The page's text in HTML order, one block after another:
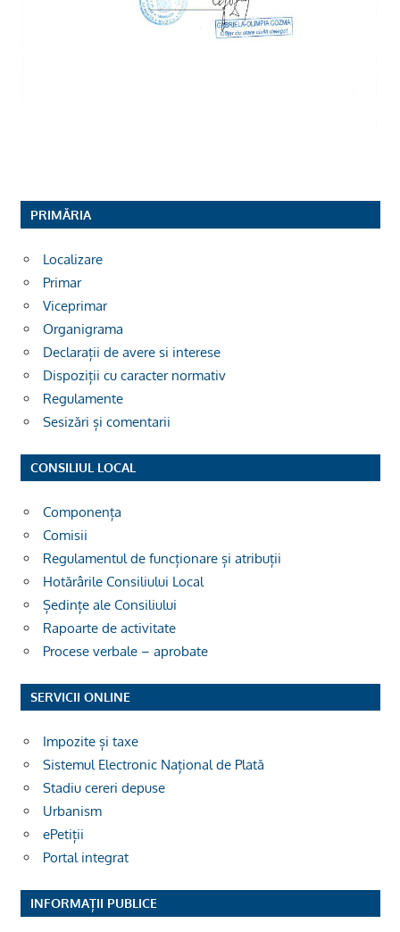
PRIMĂRIA
Localizare
Primar
Viceprimar
Organigrama
Declarații de avere si interese
Dispoziții cu caracter normativ
Regulamente
Sesizări și comentarii
CONSILIUL LOCAL
Componența
Comisii
Regulamentul de funcționare și atribuții
Hotărârile Consiliului Local
Ședințe ale Consiliului
Rapoarte de activitate
Procese verbale – aprobate
SERVICII ONLINE
Impozite și taxe
Sistemul Electronic Național de Plată
Stadiu cereri depuse
Urbanism
ePetiții
Portal integrat
INFORMAȚII PUBLICE